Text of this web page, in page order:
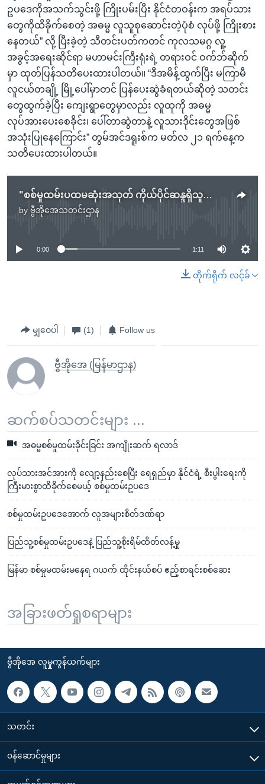
ဥပဒေကိုအသက်သွင်းဖို့ ကြိုးပမ်းပြီး နိုင်ငံတဝန်းက အရပ်သား
တွေကိုထိခိုက်စေတဲ့ အဓမ္မ လူသူစုဆောင်းတဲ့ပုံစံ လုပ်ဖို့ ကြိုးစား
နေတယ်” လို့ ပြီးခဲ့တဲ့ သီတင်းပတ်ကတင် ကုလသမဂ္ဂ လူ့
အခွင့်အရေးဆိုင်ရာ မဟာမင်းကြီးရုံးရဲ့ တရားဝင် ဝက်ဘ်ဆိုက်
မှာ ထုတ်ပြန်သတိပေးထားပါတယ်။ “ဒီအမိန့်ထွက်ပြီး မကြာမီ
လူငယ်တချို့ မြို့ပေါ်မှာတင် ပြန်ပေးဆွဲခံရတယ်ဆိုတဲ့ သတင်း
တွေထွက်ခဲ့ပြီး ကျေးရွာတွေမှာလည်း လူထုကို အဓမ္မ
လုပ်အားပေးစေခိုင်း၊ ပေါ်တာဆွဲတာနဲ့ လူသားဒိုင်းတွေအဖြစ်
အသုံးပြုနေကြောင်း” တွမ်အင်ဒရူးစ်က မတ်လ ၂၁ ရက်နေ့က
သတိပေးထားပါတယ်။
"စစ်မှုထမ်းပထမဆုံးအသုတ် ကိုယ်ပိုင်ဆန္ဒရှိသူများသာခေါ်ယူမည်" စစ်ကောင်စီပြောခွင့်ရ
by ဗွီအိုအေသတင်းဌာန
No media source currently available
0:00 1:11
တိုက်ရိုက် လင့်ခ်
မျှဝေပါ (1) Follow us
ဗွီအိုအေ (မြန်မာဌာန)
ဆက်စပ်သတင်းများ ...
အဓမ္မစစ်မှုထမ်းခိုင်းခြင်း အကျိုးဆက် ရလာဒ်
လုပ်သားအင်အားကို လျော့နည်းစေပြီး ရေရှည်မှာ နိုင်ငံရဲ့ စီးပွါးရေးကို
ကြီးမားစွာထိခိုက်စေမယ့် စစ်မှုထမ်းဥပဒေ
စစ်မှုထမ်းဥပဒေအောက် လူအများစိတ်ဒဏ်ရာ
ပြည်သူ့စစ်မှုထမ်းဥပဒေနဲ့ ပြည်သူ့စိုးရိမ်ထိတ်လန့်မှု
မြန်မာ စစ်မှုမထမ်းမနေရ ဂယက် ထိုင်းနယ်စပ် ဧည့်စာရင်းစစ်ဆေး
အခြားဖတ်ရှုစရာများ
ဗွီအိုအေ လူမှုကွန်ယက်များ
သတင်း
၀န်ဆောင်မှုများ